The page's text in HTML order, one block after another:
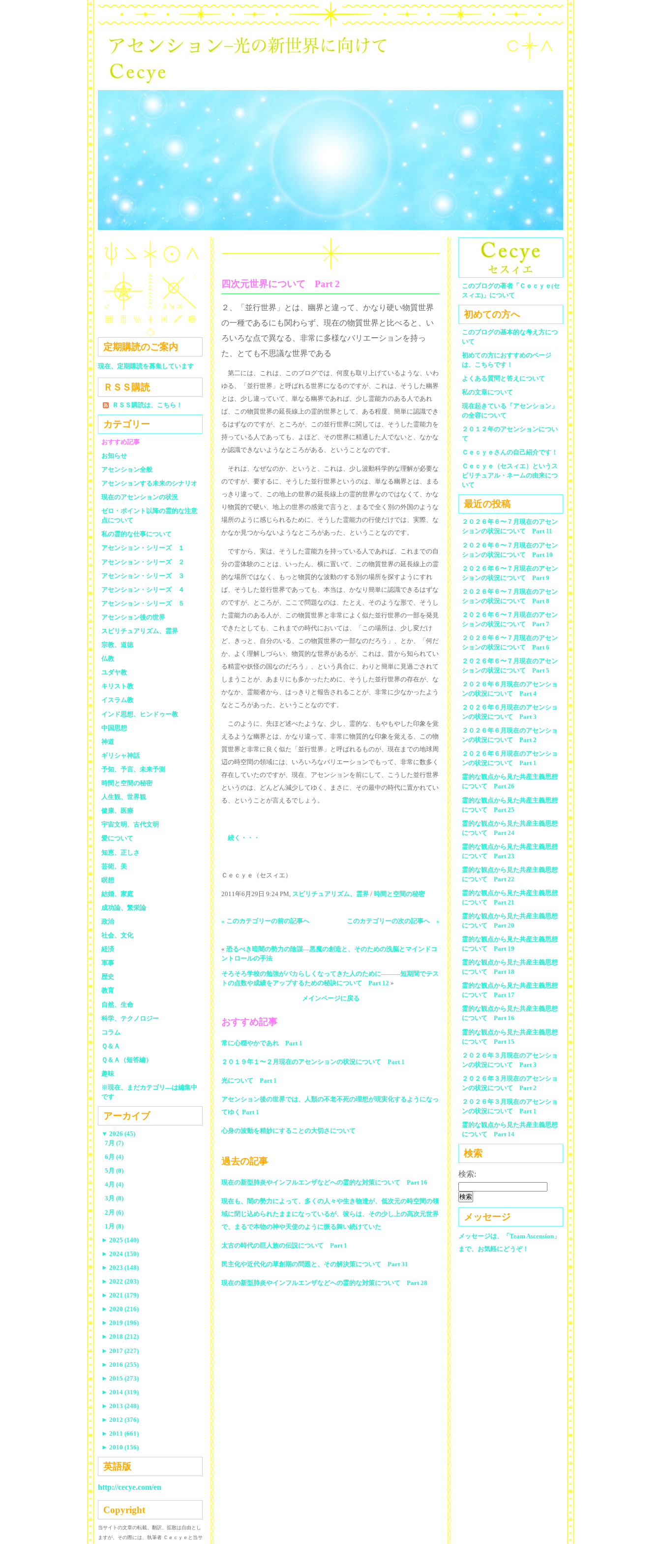
四次元世界について Part 2
２、「並行世界」とは、幽界と違って、かなり硬い物質世界
の一種であるにも関わらず、現在の物質世界と比べると、い
ろいろな点で異なる、非常に多様なバリエーションを持っ
た、とても不思議な世界である
第二には、これは、このブログでは、何度も取り上げているような、いわ
ゆる、「並行世界」と呼ばれる世界になるのですが、これは、そうした幽界
とは、少し違っていて、単なる幽界であれば、少し霊能力のある人であれ
ば、この物質世界の延長線上の霊的世界として、ある程度、簡単に認識でき
るはずなのですが、ところが、この並行世界に関しては、そうした霊能力を
持っている人であっても、よほど、その世界に精通した人でないと、なかな
か認識できないようなところがある、ということなのです。
それは、なぜなのか、というと、これは、少し波動科学的な理解が必要な
のですが、要するに、そうした並行世界というのは、単なる幽界とは、まる
っきり違って、この地上の世界の延長線上の霊的世界なのではなくて、かな
り物質的で硬い、地上の世界の感覚で言うと、まるで全く別の外国のような
場所のように感じられるために、そうした霊能力の行使だけでは、実際、な
かなか見つからないようなところがあった、ということなのです。
ですから、実は、そうした霊能力を持っている人であれば、これまでの自
分の霊体験のことは、いったん、横に置いて、この物質世界の延長線上の霊
的な場所ではなく、もっと物質的な波動のする別の場所を探すようにすれ
ば、そうした並行世界であっても、本当は、かなり簡単に認識できるはずな
のですが、ところが、ここで問題なのは、たとえ、そのような形で、そうし
た霊能力のある人が、この物質世界と非常によく似た並行世界の一部を発見
できたとしても、これまでの時代においては、「この場所は、少し変だけ
ど、きっと、自分のいる、この物質世界の一部なのだろう」、とか、「何だ
か、よく理解しづらい、物質的な世界があるが、これは、昔から知られてい
る精霊や妖怪の国なのだろう」、という具合に、わりと簡単に見過ごされて
しまうことが、あまりにも多かったために、そうした並行世界の存在が、な
かなか、霊能者から、はっきりと報告されることが、非常に少なかったよう
なところがあった、ということなのです。
このように、先ほど述べたような、少し、霊的な、もやもやした印象を覚
えるような幽界とは、かなり違って、非常に物質的な印象を覚える、この物
質世界と非常に良く似た「並行世界」と呼ばれるものが、現在までの地球周
辺の時空間の領域には、いろいろなバリエーションでもって、非常に数多く
存在していたのですが、現在、アセンションを前にして、こうした並行世界
というのは、どんどん減少してゆく、まさに、その最中の時代に置かれてい
る、ということが言えるでしょう。
続く・・・
Ｃｅｃｙｅ（セスィエ）
2011年6月29日 9:24 PM, スピリチュアリズム、霊界 / 時間と空間の秘密
« このカテゴリーの前の記事へ このカテゴリーの次の記事へ »
« 恐るべき暗闇の勢力の陰謀―悪魔の創造と、そのための洗脳とマインドコ
ントロールの手法
そろそろ学校の勉強がバカらしくなってきた人のために―――短期間でテス
トの点数や成績をアップするための秘訣について Part 12 »
メインページに戻る
おすすめ記事
常に心穏やかであれ Part 1
２０１９年１〜２月現在のアセンションの状況について Part 1
光について Part 1
アセンション後の世界では、人類の不老不死の理想が現実化するようになっ
てゆく Part 1
心身の波動を精妙にすることの大切さについて
過去の記事
現在の新型肺炎やインフルエンザなどへの霊的な対策について Part 16
現在も、闇の勢力によって、多くの人々や生き物達が、低次元の時空間の領
域に閉じ込められたままになっているが、彼らは、その少し上の高次元世界
で、まるで本物の神や天使のように振る舞い続けていた
太古の時代の巨人族の伝説について Part 1
民主化や近代化の草創期の問題と、その解決策について Part 31
現在の新型肺炎やインフルエンザなどへの霊的な対策について Part 28
このブログの著者「Ｃｅｃｙｅ(セ
スィエ)」について
初めての方へ
このブログの基本的な考え方につ
いて
初めての方におすすめのページ
は、こちらです！
よくある質問と答えについて
私の文章について
現在起きている「アセンション」
の全容について
２０１２年のアセンションについ
て
Ｃｅｃｙｅさんの自己紹介です！
Ｃｅｃｙｅ（セスィエ）というス
ピリチュアル・ネームの由来につ
いて
最近の投稿
２０２６年６〜７月現在のアセン
ションの状況について Part 11
２０２６年６〜７月現在のアセン
ションの状況について Part 10
２０２６年６〜７月現在のアセン
ションの状況について Part 9
２０２６年６〜７月現在のアセン
ションの状況について Part 8
２０２６年６〜７月現在のアセン
ションの状況について Part 7
２０２６年６〜７月現在のアセン
ションの状況について Part 6
２０２６年６〜７月現在のアセン
ションの状況について Part 5
２０２６年６月現在のアセンショ
ンの状況について Part 4
２０２６年６月現在のアセンショ
ンの状況について Part 3
２０２６年６月現在のアセンショ
ンの状況について Part 2
２０２６年６月現在のアセンショ
ンの状況について Part 1
霊的な観点から見た共産主義思想
について Part 26
霊的な観点から見た共産主義思想
について Part 25
霊的な観点から見た共産主義思想
について Part 24
霊的な観点から見た共産主義思想
について Part 23
霊的な観点から見た共産主義思想
について Part 22
霊的な観点から見た共産主義思想
について Part 21
霊的な観点から見た共産主義思想
について Part 20
霊的な観点から見た共産主義思想
について Part 19
霊的な観点から見た共産主義思想
について Part 18
霊的な観点から見た共産主義思想
について Part 17
霊的な観点から見た共産主義思想
について Part 16
霊的な観点から見た共産主義思想
について Part 15
２０２６年３月現在のアセンショ
ンの状況について Part 3
２０２６年３月現在のアセンショ
ンの状況について Part 2
２０２６年３月現在のアセンショ
ンの状況について Part 1
霊的な観点から見た共産主義思想
について Part 14
検索
検索:
メッセージ
メッセージは、「Team Ascension」
まで、お気軽にどうぞ！
定期購読のご案内
現在、定期購読を募集しています
ＲＳＳ購読
ＲＳＳ購読は、こちら！
カテゴリー
おすすめ記事
お知らせ
アセンション全般
アセンションする未来のシナリオ
現在のアセンションの状況
ゼロ・ポイント以降の霊的な注意
点について
私の霊的な仕事について
アセンション・シリーズ １
アセンション・シリーズ ２
アセンション・シリーズ ３
アセンション・シリーズ ４
アセンション・シリーズ ５
アセンション後の世界
スピリチュアリズム、霊界
宗教、道徳
仏教
ユダヤ教
キリスト教
イスラム教
インド思想、ヒンドゥー教
中国思想
神道
ギリシャ神話
予知、予言、未来予測
時間と空間の秘密
人生観、世界観
健康、医療
宇宙文明、古代文明
愛について
知恵、正しさ
芸術、美
瞑想
結婚、家庭
成功論、繁栄論
政治
社会、文化
経済
軍事
歴史
教育
自然、生命
科学、テクノロジー
コラム
Ｑ＆Ａ
Ｑ＆Ａ（短答編）
趣味
※現在、まだカテゴリ—は編集中
です
アーカイブ
▼ 2026 (45)
7月 (7)
6月 (4)
5月 (8)
4月 (4)
3月 (8)
2月 (6)
1月 (8)
► 2025 (140)
► 2024 (150)
► 2023 (148)
► 2022 (203)
► 2021 (179)
► 2020 (216)
► 2019 (196)
► 2018 (212)
► 2017 (227)
► 2016 (255)
► 2015 (273)
► 2014 (319)
► 2013 (248)
► 2012 (376)
► 2011 (661)
► 2010 (156)
英語版
http://cecye.com/en
Copyright
当サイトの文章の転載、翻訳、拡散は自由とし
ますが、その際には、執筆者 Ｃｅｃｙｅと当サ